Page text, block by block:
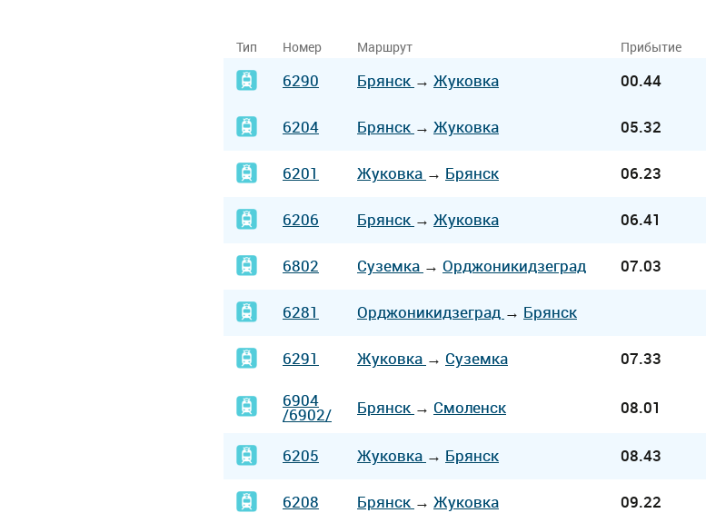
Тип Номер Маршрут Прибытие
6290 Брянск → Жуковка 00.44
6204 Брянск → Жуковка 05.32
6201 Жуковка → Брянск 06.23
6206 Брянск → Жуковка 06.41
6802 Суземка → Орджоникидзеград 07.03
6281 Орджоникидзеград → Брянск
6291 Жуковка → Суземка 07.33
6904
/6902/ Брянск → Смоленск 08.01
6205 Жуковка → Брянск 08.43
6208 Брянск → Жуковка 09.22